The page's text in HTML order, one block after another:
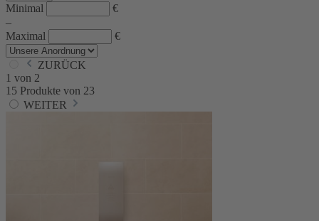
Minimal
€
–
Maximal
€
ZURÜCK
1 von 2
15 Produkte von 23
WEITER